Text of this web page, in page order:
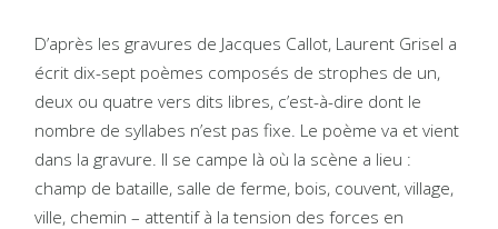
D’après les gravures de Jacques Callot, Laurent Grisel a
écrit dix-sept poèmes composés de strophes de un,
deux ou quatre vers dits libres, c’est-à-dire dont le
nombre de syllabes n’est pas fixe. Le poème va et vient
dans la gravure. Il se campe là où la scène a lieu :
champ de bataille, salle de ferme, bois, couvent, village,
ville, chemin – attentif à la tension des forces en